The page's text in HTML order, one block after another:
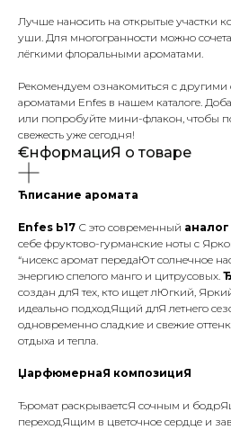
Лучше наносить на открытые участки
уши. Для многогранности можно
лёгкими флоральными ароматами.
Рекомендуем ознакомиться с
ароматами Enfes в нашем каталоге.
или попробуйте мини-флакон, чтобы
свежесть уже сегодня!
€нформациЯ о товаре
Ћписание аромата
Enfes Ь17 С это современный
себе фруктово-гурманские ноты с
“нисекс аромат передаЮт солнечное
энергию спелого манго и цитрусовых.
создан длЯ тех, кто ищет лЮгкий,
идеально подходЯщий длЯ летнего
одновременно сладкие и свежие
отдыха и тепла.
ЏарфюмернаЯ композициЯ
Ђромат раскрываетсЯ сочным и
переходЯщим в цветочное сердце и